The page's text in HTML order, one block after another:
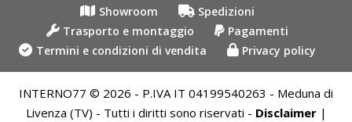
Showroom
Spedizioni
Trasporto e montaggio
Pagamenti
Termini e condizioni di vendita
Privacy policy
INTERNO77 © 2026 - P.IVA IT 04199540263 - Meduna di
Livenza (TV) - Tutti i diritti sono riservati - Disclaimer|